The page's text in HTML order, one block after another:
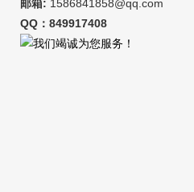
邮箱: 1586841858@qq.com
QQ：849917408